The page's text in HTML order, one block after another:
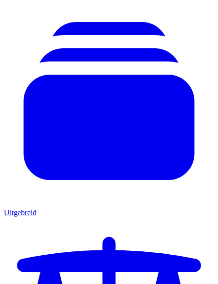
Uitgebreid